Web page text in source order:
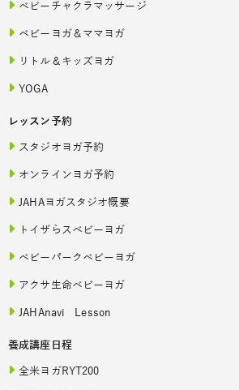
ベビーチャクラマッサージ
ベビーヨガ＆ママヨガ
リトル＆キッズヨガ
YOGA
レッスン予約
スタジオヨガ予約
オンラインヨガ予約
JAHAヨガスタジオ概要
トイザらスベビーヨガ
ベビーパークベビーヨガ
アクサ生命ベビーヨガ
JAHAnavi Lesson
養成講座日程
全米ヨガRYT200